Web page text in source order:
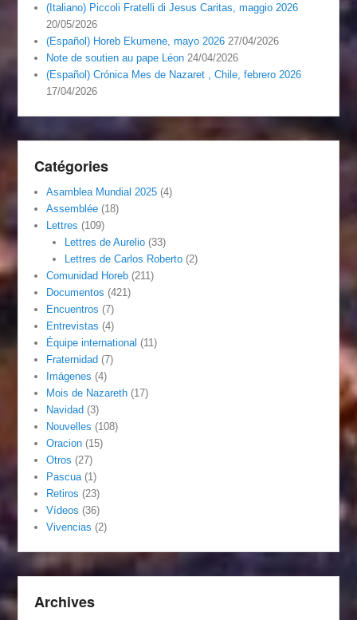
(Italiano) Piccoli Fratelli di Jesus Caritas, maggio 2026
20/05/2026
(Español) Horeb Ekumene, mayo 2026 27/04/2026
Note de soutien au pape Léon 24/04/2026
(Español) Crónica Mes de Nazaret , Chile, febrero 2026
17/04/2026
Catégories
Asamblea Mundial 2025 (4)
Assemblée (18)
Lettres (109)
Lettres de Aurelio(33)
Lettres de Carlos Roberto(2)
Comunidad Horeb (211)
Documentos (421)
Encuentros (7)
Entrevistas (4)
Équipe international (11)
Fraternidad (7)
Imágenes (4)
Mois de Nazareth (17)
Navidad (3)
Nouvelles (108)
Oracion (15)
Otros (27)
Pascua(1)
Retiros (23)
Vídeos (36)
Vivencias (2)
Archives